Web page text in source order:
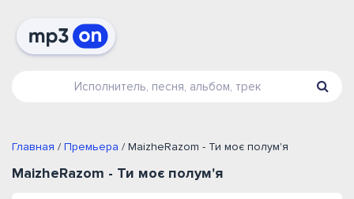
Главная / Премьера / MaizheRazom - Ти моє полум'я
MaizheRazom - Ти моє полум'я